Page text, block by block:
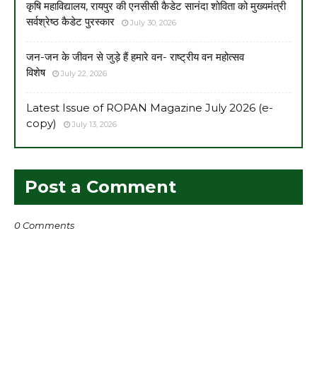
कृषि महाविद्यालय, रायपुर की एनसीसी कैडेट सानंदा शोविता को मुख्यमंत्री
सर्वश्रेष्ठ कैडेट पुरस्कार
July 30, 2026
जन-जन के जीवन से जुड़े हैं हमारे वन- राष्ट्रीय वन महोत्सव
विशेष
July 22, 2026
Latest Issue of ROPAN Magazine July 2026 (e-
copy)
July 13, 2026
Post a Comment
0 Comments